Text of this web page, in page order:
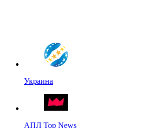
Украина
АПЛ Top News